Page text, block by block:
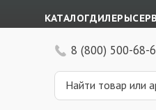
КАТАЛОГДИЛЕРЫ
8 (800) 500-68-